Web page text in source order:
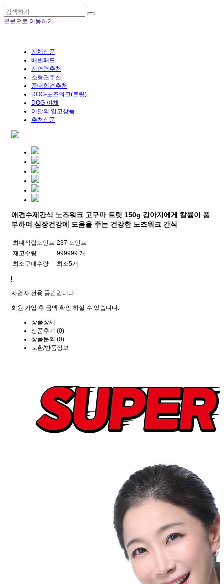
본문으로 이동하기
전체상품
배변패드
전연령추천
소형견추천
중대형견추천
DOG-노즈워크(트릿)
DOG-야채
이달의 입고상품
추천상품
애견수제간식 노즈워크 고구마 트릿 150g 강아지에게 칼륨이 풍
부하여 심장건강에 도움을 주는 건강한 노즈워크 간식
최대적립포인트 237 포인트
재고수량
999999 개
최소구매수량
최소5개
사업자 전용 공간입니다.
회원 가입 후 금액 확인 하실 수 있습니다.
상품상세
상품후기 (0)
상품문의 (0)
교환/반품정보